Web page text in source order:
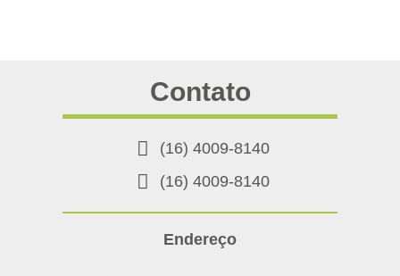
Contato
(16) 4009-8140
(16) 4009-8140
Endereço